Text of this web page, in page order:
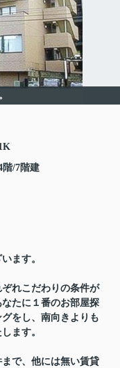
階/7階建
ます。
れこだわりの条件が
たに１番のお部屋探
をし、南向きよりも
ます。
で、他には無い賃貸